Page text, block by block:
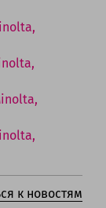
к новостям